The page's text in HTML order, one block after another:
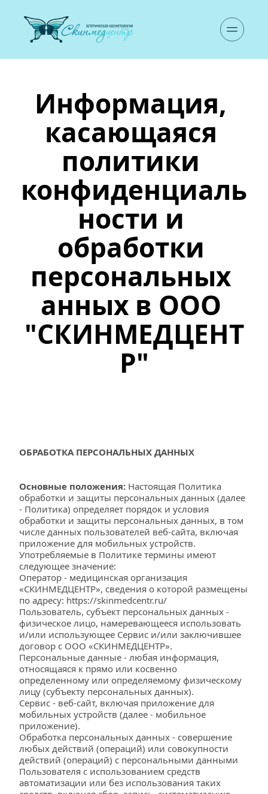
Информация,
касающаяся
политики
конфиденциаль
ности и
обработки
персональных
анных в ООО
"СКИНМЕДЦЕНТ
Р"
ОБРАБОТКА ПЕРСОНАЛЬНЫХ ДАННЫХ
Основные положения: Настоящая Политика
обработки и защиты персональных данных (далее
- Политика) определяет порядок и условия
обработки и защиты персональных данных, в том
числе данных пользователей веб-сайта, включая
приложение для мобильных устройств.
Употребляемые в Политике термины имеют
следующее значение:
Оператор - медицинская организация
«СКИНМЕДЦЕНТР», сведения о которой размещены
по адресу: https://skinmedcentr.ru/
Пользователь, субъект персональных данных -
физическое лицо, намеревающееся использовать
и/или использующее Сервис и/или заключившее
договор с ООО «СКИНМЕДЦЕНТР».
Персональные данные - любая информация,
относящаяся к прямо или косвенно
определенному или определяемому физическому
лицу (субъекту персональных данных).
Сервис - веб-сайт, включая приложение для
мобильных устройств (далее - мобильное
приложение).
Обработка персональных данных - совершение
любых действий (операций) или совокупности
действий (операций) с персональными данными
Пользователя с использованием средств
автоматизации или без использования таких